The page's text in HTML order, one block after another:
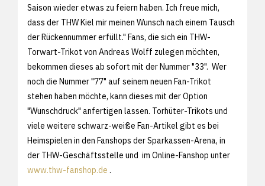
Saison wieder etwas zu feiern haben. Ich freue mich,
dass der THW Kiel mir meinen Wunsch nach einem Tausch
der Rückennummer erfüllt." Fans, die sich ein THW-
Torwart-Trikot von Andreas Wolff zulegen möchten,
bekommen dieses ab sofort mit der Nummer "33". Wer
noch die Nummer "77" auf seinem neuen Fan-Trikot
stehen haben möchte, kann dieses mit der Option
"Wunschdruck" anfertigen lassen. Torhüter-Trikots und
viele weitere schwarz-weiße Fan-Artikel gibt es bei
Heimspielen in den Fanshops der Sparkassen-Arena, in
der THW-Geschäftsstelle und im Online-Fanshop unter
www.thw-fanshop.de .